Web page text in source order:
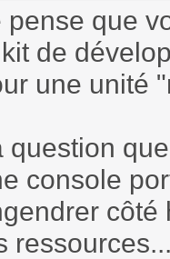
pense que
de
une unité
question
console
côté